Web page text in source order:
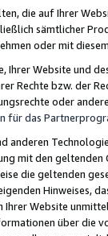
die auf Ihrer
sämtlicher
oder mit
Ihrer Website und
Rechte bzw. der
oder
für das
anderen
mit den
die geltenden
Hinweises,
Website
über die